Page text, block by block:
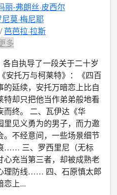
丽-弗朗丝·皮西尔
莫·梅尼耶
芭芭拉·拉斯
多
自执导了一段关于二十岁
安托万与柯莱特》：《四百
延续，安托万暗恋上比自
特却只把他当作弟弟般地看
而终。 二、瓦伊达《华
见义勇为的男子，而力邀
不经意间，一些场景细节
…… 三、罗西里尼（无标
充当第三者，却被成熟老
理防线…… 四、石原慎太郎
恋上...